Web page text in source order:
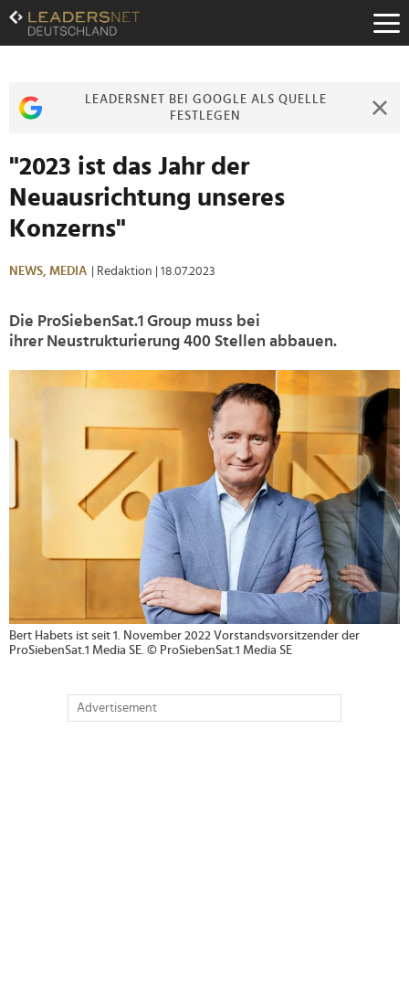
Zum
Inhalt
Zur
Zur
LEADERSNET BEI GOOGLE ALS QUELLE
FESTLEGEN
"2023 ist das Jahr der
Neuausrichtung unseres
Konzerns"
NEWS, MEDIA | Redaktion | 18.07.2023
Die ProSiebenSat.1 Group muss bei
ihrer Neustrukturierung 400 Stellen abbauen.
Bert Habets ist seit 1. November 2022 Vorstandsvorsitzender der
ProSiebenSat.1 Media SE. © ProSiebenSat.1 Media SE
Advertisement